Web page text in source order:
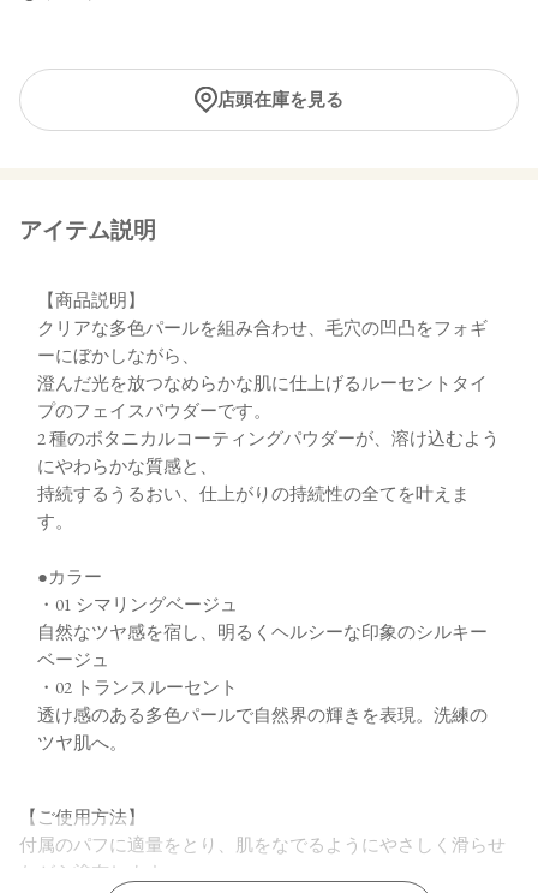
店頭在庫を見る
アイテム説明
【商品説明】
クリアな多色パールを組み合わせ、毛穴の凹凸をフォギ
ーにぼかしながら、
澄んだ光を放つなめらかな肌に仕上げるルーセントタイ
プのフェイスパウダーです。
2 種のボタニカルコーティングパウダーが、溶け込むよう
にやわらかな質感と、
持続するうるおい、仕上がりの持続性の全てを叶えま
す。
●カラー
・01 シマリングベージュ
自然なツヤ感を宿し、明るくヘルシーな印象のシルキー
ベージュ
・02 トランスルーセント
透け感のある多色パールで自然界の輝きを表現。洗練の
ツヤ肌へ。
【ご使用方法】
付属のパフに適量をとり、肌をなでるようにやさしく滑らせ
ながら塗布します。